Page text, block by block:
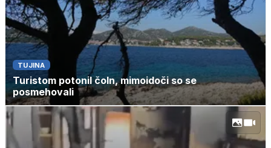
TUJINA
Turistom potonil čoln, mimoidoči so se
posmehovali